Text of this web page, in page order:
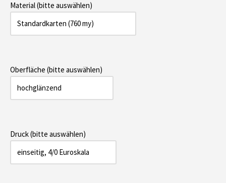
Material (bitte auswählen)
Oberfläche (bitte auswählen)
Druck (bitte auswählen)